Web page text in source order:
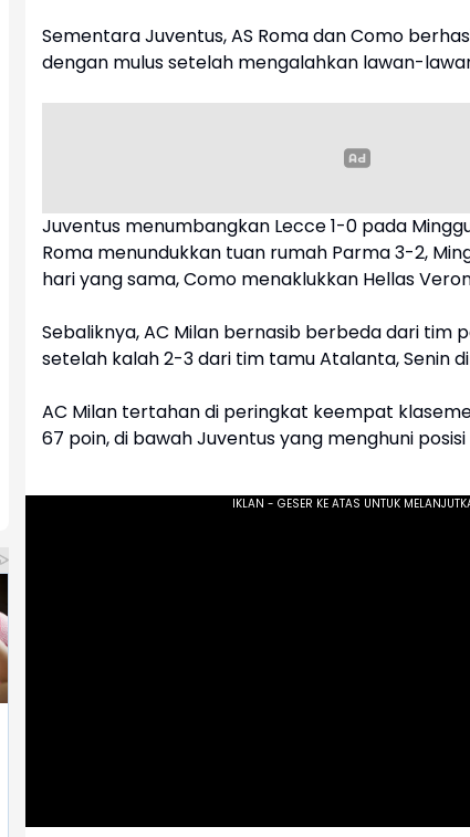
Sementara Juventus, AS Roma dan Como
dengan mulus setelah mengalahkan lawan-
Juventus menumbangkan Lecce 1-0 pada
Roma menundukkan tuan rumah Parma 3-2,
hari yang sama, Como menaklukkan Hellas
Sebaliknya, AC Milan bernasib berbeda dari tim
setelah kalah 2-3 dari tim tamu Atalanta, Senin
AC Milan tertahan di peringkat keempat
67 poin, di bawah Juventus yang menghuni